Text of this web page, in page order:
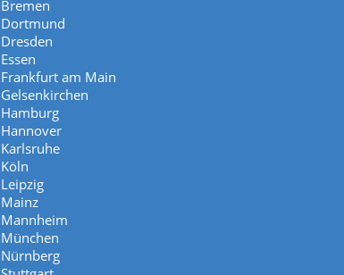
Bremen
Dortmund
Dresden
Essen
Frankfurt am Main
Gelsenkirchen
Hamburg
Hannover
Karlsruhe
Köln
Leipzig
Mainz
Mannheim
München
Nürnberg